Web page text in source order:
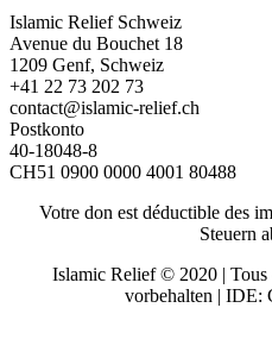
Islamic Relief Schweiz
Avenue du Bouchet 18
1209 Genf, Schweiz
+41 22 73 202 73
contact@islamic-relief.ch
Postkonto
40-18048-8
CH51 0900 0000 4001 80488
Votre don est déductible des
Steuern
Islamic Relief © 2020 | Tous
vorbehalten | IDE: